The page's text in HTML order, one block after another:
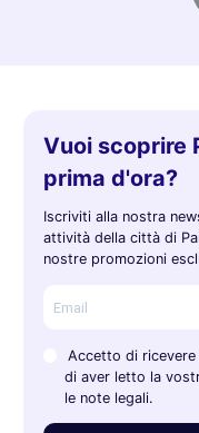
Vuoi scoprire
prima d'ora?
Iscriviti alla nostra
attività della città di
nostre promozioni
Accetto di
di aver letto la
le note legali.